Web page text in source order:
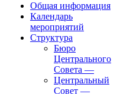
Общая информация
Календарь
мероприятий
Структура
Бюро
Центрального
Совета —
Центральный
Совет —